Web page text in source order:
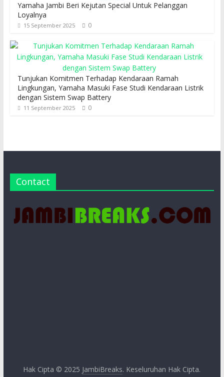
Yamaha Jambi Beri Kejutan Special Untuk Pelanggan
Loyalnya
15 September 2025 0
Tunjukan Komitmen Terhadap Kendaraan Ramah
Lingkungan, Yamaha Masuki Fase Studi Kendaraan Listrik
dengan Sistem Swap Battery
11 September 2025 0
Contact
Hak Cipta © 2025 JambiBreaks. Keseluruhan Hak Cipta.